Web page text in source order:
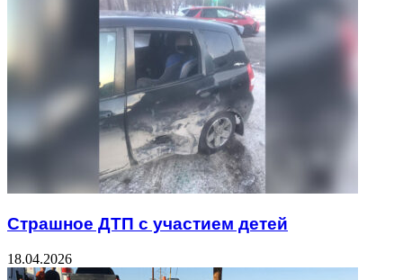
Страшное ДТП с участием детей
18.04.2026